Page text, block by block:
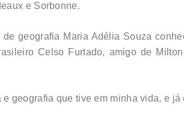
e Sorbonne.
geografia Maria Adélia Souza
Celso Furtado, amigo de
geografia que tive em minha vida, e